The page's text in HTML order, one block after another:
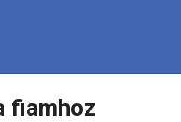
fiamhoz